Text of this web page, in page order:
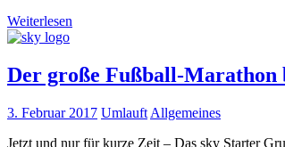
Weiterlesen
Der große Fußball-Marathon
3. Februar 2017 Umlauft Allgemeines
Jetzt und nur für kurze Zeit – Das sky Starter